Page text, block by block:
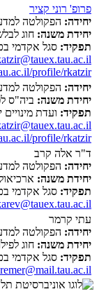
פרופ' רוני קציר
יחידה: הפקולטה
יחידת משנה: חוג
תפקיד: סגל אקדמי
profile/rkatzir
יחידה: הפקולטה
יחידת משנה: ביה"ס
תפקיד: ועדת מינויים
profile/rkatzir
ד"ר אלה קרב
יחידה: הפקולטה
יחידת משנה:
תפקיד: סגל אקדמי
עתי קרמר
יחידה: הפקולטה
יחידת משנה: חוג
תפקיד: סגל אקדמי